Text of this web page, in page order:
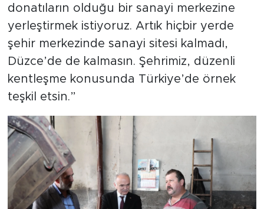
donatıların olduğu bir sanayi merkezine
yerleştirmek istiyoruz. Artık hiçbir yerde
şehir merkezinde sanayi sitesi kalmadı,
Düzce’de de kalmasın. Şehrimiz, düzenli
kentleşme konusunda Türkiye’de örnek
teşkil etsin.”